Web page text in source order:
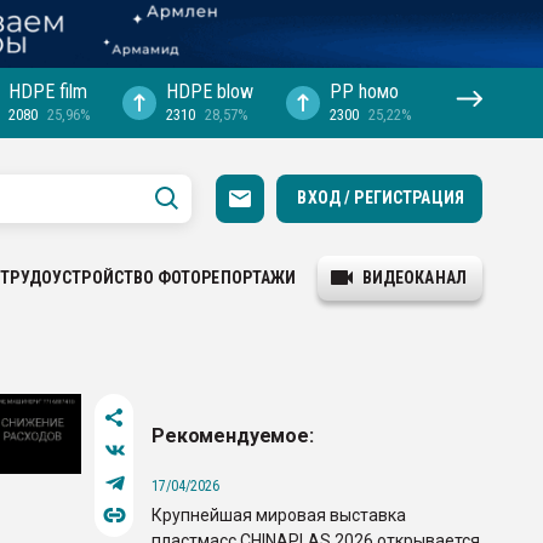
HDPE film
2080 25,96%
HDPE blow
2310 28,57%
PP hомо
2300 25,22%
ВХОД / РЕГИСТРАЦИЯ
ТРУДОУСТРОЙСТВО ФОТОРЕПОРТАЖИ ВИДЕОКАНАЛ
Рекомендуемое:
17/04/2026
Крупнейшая мировая выставка